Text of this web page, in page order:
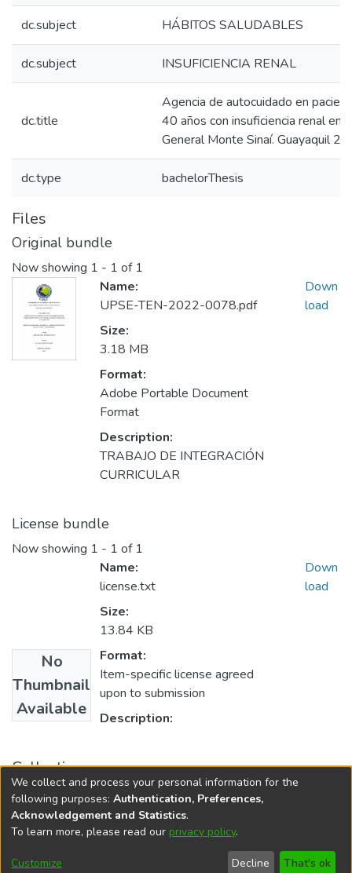
dc.subject HÁBITOS SALUDABLES
dc.subject INSUFICIENCIA RENAL
dc.title
Agencia de autocuidado en
40 años con insuficiencia renal en
General Monte Sinaí. Guayaquil
dc.type bachelorThesis
Files
Original bundle
Now showing 1 - 1 of 1
Name:
UPSE-TEN-2022-0078.pdf
Size:
3.18 MB
Format:
Adobe Portable Document
Format
Description:
TRABAJO DE INTEGRACIÓN
CURRICULAR
Down
load
License bundle
Now showing 1 - 1 of 1
No
Thumbnail
Available
Name:
license.txt
Size:
13.84 KB
Format:
Item-specific license agreed
upon to submission
Description:
Down
load
Collections
Tesis de Enfermería
DSpace softwarecopyright © 2002-2026
Cookie
End User
Send
We collect and process your personal information for the
following purposes: Authentication, Preferences,
Acknowledgement and Statistics.
To learn more, please read our privacy policy.
Customize Decline That's ok